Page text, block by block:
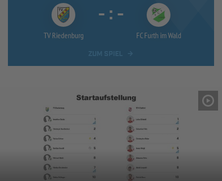
TV Riedenburg
- : -
FC Furth im Wald